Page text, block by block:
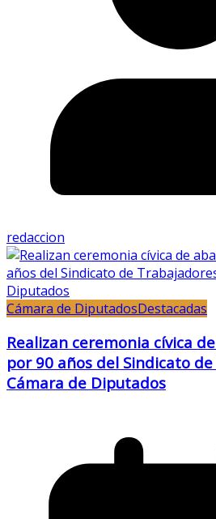
redaccion
Cámara de DiputadosDestacadas
Realizan ceremonia cívica
por 90 años del Sindicato
Cámara de Diputados